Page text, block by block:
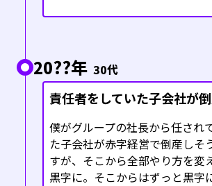
20??年 30代
責任者をしていた子会社が
僕がグループの社長から任され
た子会社が赤字経営で倒産しそ
すが、そこから全部やり方を変
黒字に。そこからはずっと黒字